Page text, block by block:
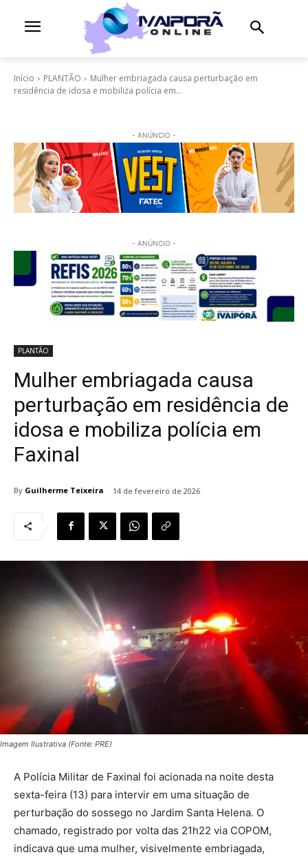
Início PLANTÃO
Mulher embriagada causa perturbação em
residência de idosa e mobiliza polícia em...
- ANÚNCIO -
- ANÚNCIO -
PLANTÃO
Mulher embriagada causa
perturbação em residência de
idosa e mobiliza polícia em
Faxinal
By Guilherme Teixeira 14 de fevereiro de 2026
Imagem Ilustrativa (Fonte: PRE)
A Polícia Militar de Faxinal foi acionada na noite desta
sexta-feira (13) para intervir em uma situação de
perturbação do sossego no Jardim Santa Helena. O
chamado, registrado por volta das 21h22 via COPOM,
indicava que uma mulher, visivelmente embriagada,